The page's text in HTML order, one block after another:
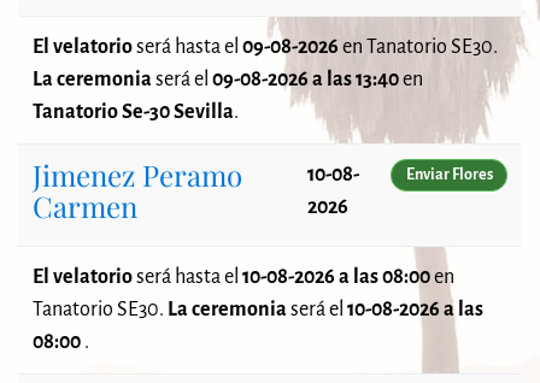
El velatorioserá hasta el 09-08-2026 en Tanatorio SE30.
La ceremoniaserá el 09-08-2026 a las 13:40en
Tanatorio Se-30 Sevilla.
Jimenez Peramo
Carmen
10-08-
2026
Enviar Flores
El velatorioserá hasta el 10-08-2026 a las 08:00en
Tanatorio SE30. La ceremoniaserá el 10-08-2026 a las
08:00 .